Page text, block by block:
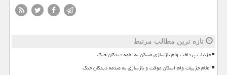
تازه ترین مطالب مرتبط
جزئیات پرداخت وام بازسازی مسکن به لطمه دیدگان جنگ
اعلام جزییات وام اسکان موقت و بازسازی به صدمه دیدگان جنگ